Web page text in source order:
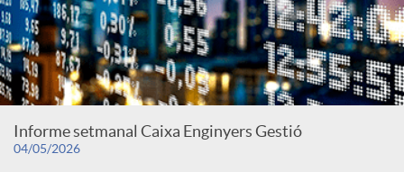
Informe setmanal Caixa Enginyers Gestió
04/05/2026